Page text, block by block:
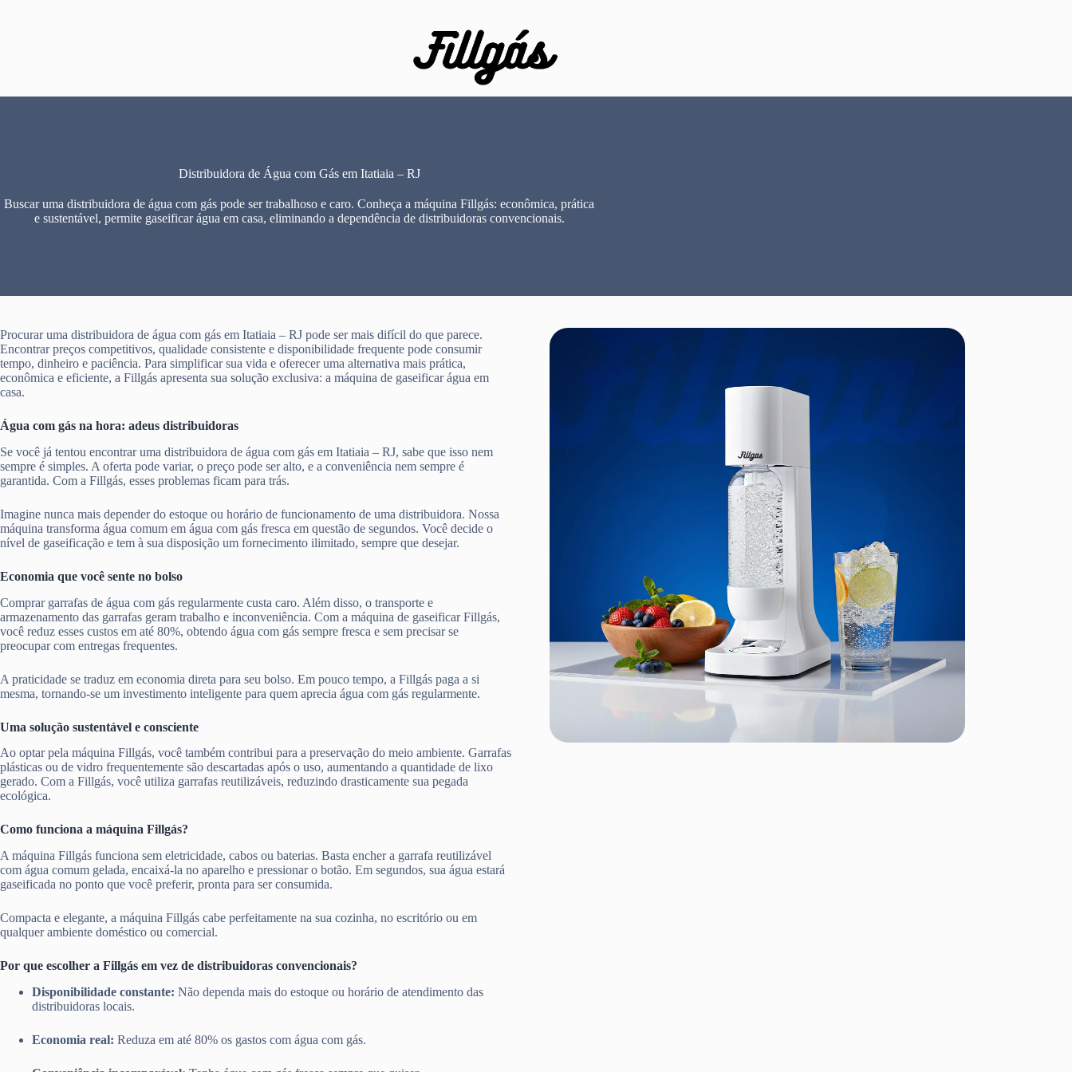
Distribuidora de Água com Gás em Itatiaia – RJ
Buscar uma distribuidora de água com gás pode ser trabalhoso e caro. Conheça a máquina Fillgás: econômica, prática
e sustentável, permite gaseificar água em casa, eliminando a dependência de distribuidoras convencionais.
Procurar uma distribuidora de água com gás em Itatiaia – RJ pode ser mais difícil do que parece.
Encontrar preços competitivos, qualidade consistente e disponibilidade frequente pode consumir
tempo, dinheiro e paciência. Para simplificar sua vida e oferecer uma alternativa mais prática,
econômica e eficiente, a Fillgás apresenta sua solução exclusiva: a máquina de gaseificar água em
casa.
Água com gás na hora: adeus distribuidoras
Se você já tentou encontrar uma distribuidora de água com gás em Itatiaia – RJ, sabe que isso nem
sempre é simples. A oferta pode variar, o preço pode ser alto, e a conveniência nem sempre é
garantida. Com a Fillgás, esses problemas ficam para trás.
Imagine nunca mais depender do estoque ou horário de funcionamento de uma distribuidora. Nossa
máquina transforma água comum em água com gás fresca em questão de segundos. Você decide o
nível de gaseificação e tem à sua disposição um fornecimento ilimitado, sempre que desejar.
Economia que você sente no bolso
Comprar garrafas de água com gás regularmente custa caro. Além disso, o transporte e
armazenamento das garrafas geram trabalho e inconveniência. Com a máquina de gaseificar Fillgás,
você reduz esses custos em até 80%, obtendo água com gás sempre fresca e sem precisar se
preocupar com entregas frequentes.
A praticidade se traduz em economia direta para seu bolso. Em pouco tempo, a Fillgás paga a si
mesma, tornando-se um investimento inteligente para quem aprecia água com gás regularmente.
Uma solução sustentável e consciente
Ao optar pela máquina Fillgás, você também contribui para a preservação do meio ambiente. Garrafas
plásticas ou de vidro frequentemente são descartadas após o uso, aumentando a quantidade de lixo
gerado. Com a Fillgás, você utiliza garrafas reutilizáveis, reduzindo drasticamente sua pegada
ecológica.
Como funciona a máquina Fillgás?
A máquina Fillgás funciona sem eletricidade, cabos ou baterias. Basta encher a garrafa reutilizável
com água comum gelada, encaixá-la no aparelho e pressionar o botão. Em segundos, sua água estará
gaseificada no ponto que você preferir, pronta para ser consumida.
Compacta e elegante, a máquina Fillgás cabe perfeitamente na sua cozinha, no escritório ou em
qualquer ambiente doméstico ou comercial.
Por que escolher a Fillgás em vez de distribuidoras convencionais?
Disponibilidade constante: Não dependa mais do estoque ou horário de atendimento das
distribuidoras locais.
Economia real: Reduza em até 80% os gastos com água com gás.